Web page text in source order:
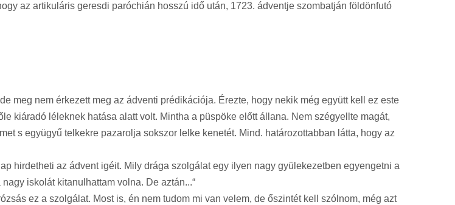
az artikuláris geresdi paróchián hosszú idő után, 1723. ádventje szombatján földönfutó
meg nem érkezett meg az ádventi prédikációja. Érezte, hogy nekik még együtt kell ez este
kiáradó léleknek hatása alatt volt. Mintha a püspöke előtt állana. Nem szégyellte magát,
s együgyű telkekre pazarolja sokszor lelke kenetét. Mind. határozottabban látta, hogy az
hirdetheti az ádvent igéit. Mily drága szolgálat egy ilyen nagy gyülekezetben egyengetni a
iskolát kitanulhattam volna. De aztán...“
ez a szolgálat. Most is, én nem tudom mi van velem, de őszintét kell szólnom, még azt